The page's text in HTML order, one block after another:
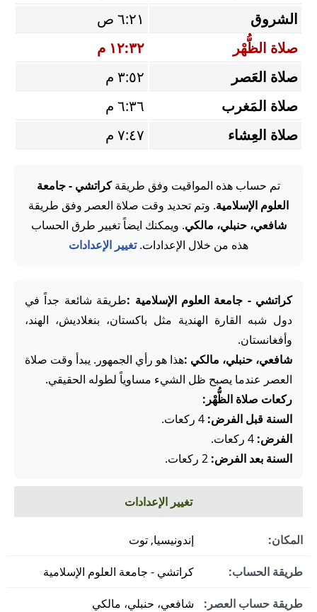
الشروق
٦:٢١ ص
صلاة الظُّهْر
١٢:٣٢ م
صلاة العَصر
٣:٥٢ م
صلاة المَغرب
٦:٣٦ م
صلاة العِشاء
٧:٤٧ م
تم حساب هذه المواقيت وفق طريقةكراتشي - جامعة
العلوم الإسلامية. وتم تحديد وقت صلاة العصر وفق طريقة
شافعي، حنبلي، مالكي. ويمكنك ايضاً تغيير طرق الحساب
هذه من خلال الإعدادات.تغيير الإعدادات
كراتشي - جامعة العلوم الإسلامية :طريقة شائعة جداً في
دول شبه القارة الهندية مثل باكستان، بنغلاديش، الهند،
وأفغانستان.
شافعي، حنبلي، مالكي :هذا هو رأي الجمهور. يبدأ وقت صلاة
العصر عندما يصبح ظل الشيء مساوياً لطوله الحقيقي.
ركعات صلاة الظُّهْر:
السنة قبل الفرض:
الفرض:
السنة بعد الفرض:
تغيير الإعدادات
المكان: إندونيسيا, توت
طريقة الحساب: كراتشي - جامعة العلوم الإسلامية
طريقة حساب العصر: شافعي، حنبلي، مالكي